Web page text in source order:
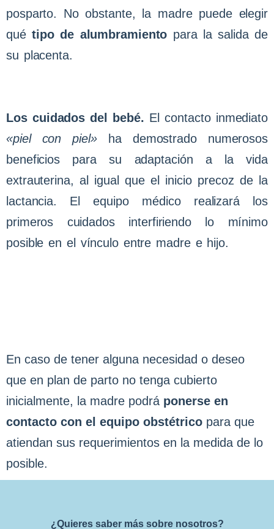
posparto. No obstante, la madre puede elegir
quétipo de alumbramiento para la salida de
su placenta.
Los cuidados del bebé. El contacto inmediato
«piel con piel»ha demostrado numerosos
beneficios para su adaptación a la vida
extrauterina, al igual que el inicio precoz de la
lactancia. El equipo médico realizará los
primeros cuidados interfiriendo lo mínimo
posible en el vínculo entre madre e hijo.
En caso de tener alguna necesidad o deseo
que en plan de parto no tenga cubierto
inicialmente, la madre podrá ponerse en
contacto con el equipo obstétrico para que
atiendan sus requerimientos en la medida de lo
posible.
¿Quieres saber más sobre nosotros?